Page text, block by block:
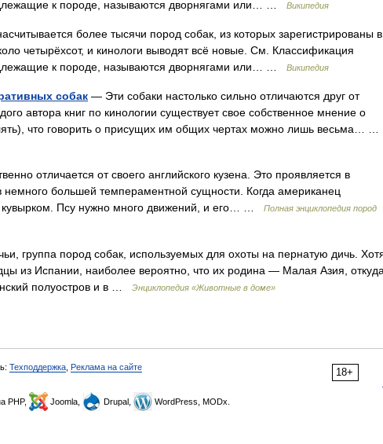
к породе, называются дворнягами или… …
Википедия
более тысячи пород собак, из которых зарегистрированы в
четырёхсот, и кинологи выводят всё новые. См. Классификация
к породе, называются дворнягами или… …
Википедия
собак — Эти собаки настолько сильно отличаются друг от
автора книг по кинологии существует свое собственное мнение о
что говорить о присущих им общих чертах можно лишь весьма… …
отличается от своего английского кузена. Это проявляется в
немного большей темпераментной сущности. Когда американец
кувырком. Псу нужно много движений, и его… …
Полная энциклопедия пород
группа пород собак, используемых для охоты на пернатую дичь.
из Испании, наиболее вероятно, что их родина — Малая Азия, откуда
полуостров и в …
Энциклопедия «Животные в доме»
18+
Техподдержка Реклама на сайте
PHP, Joomla, Drupal, WordPress, MODx.